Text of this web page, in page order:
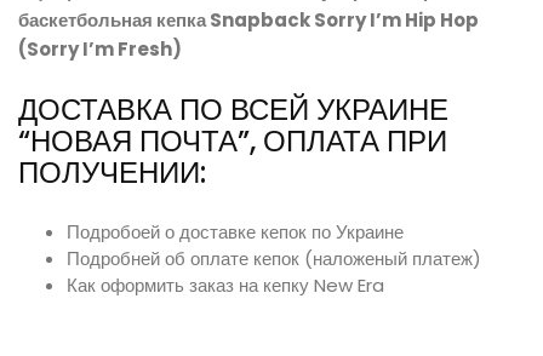
баскетбольная кепка Snapback Sorry I’m Hip Hop
(Sorry I’m Fresh)
ДОСТАВКА ПО ВСЕЙ УКРАИНЕ
“НОВАЯ ПОЧТА”, ОПЛАТА ПРИ
ПОЛУЧЕНИИ:
Подробоей о доставке кепок по Украине
Подробней об оплате кепок (наложеный платеж)
Как оформить заказ на кепку New Era